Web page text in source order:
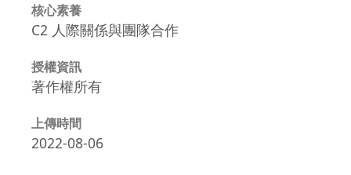
核心素養
C2 人際關係與團隊合作
授權資訊
著作權所有
上傳時間
2022-08-06